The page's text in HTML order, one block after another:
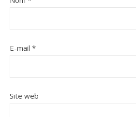
E-mail *
Site web